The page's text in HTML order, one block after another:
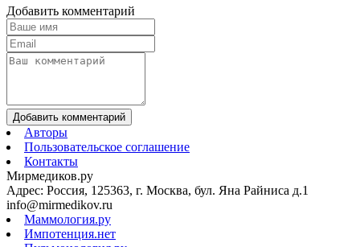
Добавить комментарий
Добавить комментарий
Авторы
Пользовательское соглашение
Контакты
Мирмедиков.ру
Адрес: Россия, 125363, г. Москва, бул. Яна Райниса д.1
info@mirmedikov.ru
Маммология.ру
Импотенция.нет